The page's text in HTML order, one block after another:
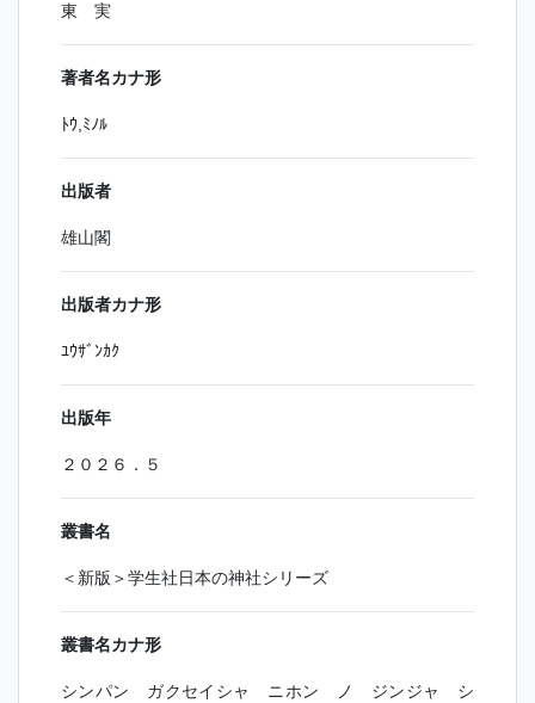
東 実
著者名カナ形
ﾄｳ,ﾐﾉﾙ
出版者
雄山閣
出版者カナ形
ﾕｳｻﾞﾝｶｸ
出版年
２０２６．５
叢書名
＜新版＞学生社日本の神社シリーズ
叢書名カナ形
シンパン ガクセイシャ ニホン ノ ジンジャ シ